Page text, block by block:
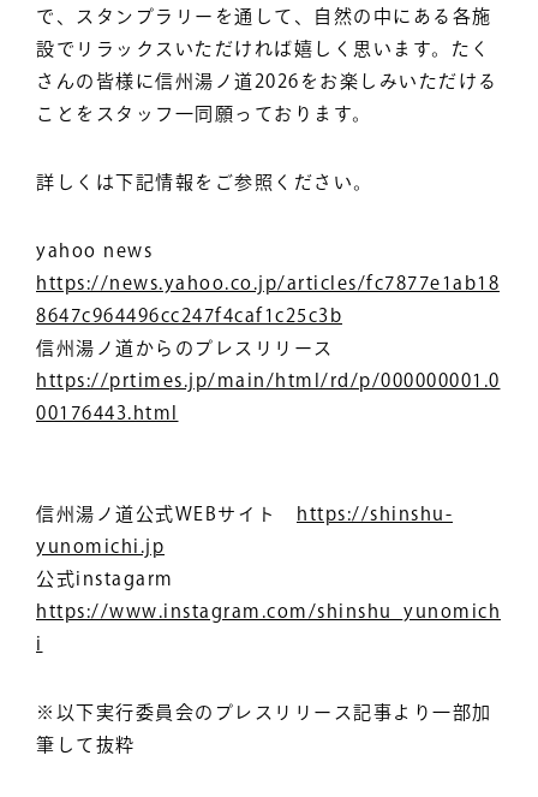
で、スタンプラリーを通して、自然の中にある各施
設でリラックスいただければ嬉しく思います。たく
さんの皆様に信州湯ノ道2026をお楽しみいただける
ことをスタッフ一同願っております。
詳しくは下記情報をご参照ください。
yahoo news
https://news.yahoo.co.jp/articles/fc7877e1ab18
8647c964496cc247f4caf1c25c3b
信州湯ノ道からのプレスリリース
https://prtimes.jp/main/html/rd/p/000000001.0
00176443.html
信州湯ノ道公式WEBサイト
https://shinshu-
yunomichi.jp
公式instagarm
https://www.instagram.com/shinshu_yunomich
i
※以下実行委員会のプレスリリース記事より一部加
筆して抜粋